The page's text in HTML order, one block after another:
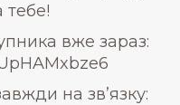
вже зараз:
на звʼязку: